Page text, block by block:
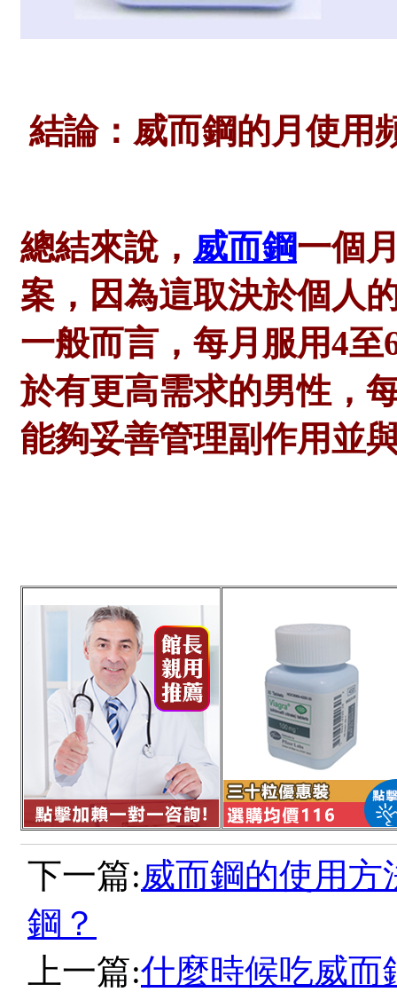
結論：威而鋼的月使用
總結來說， 威而鋼一個
案，因為這取決於個人
一般而言，每月服用4至
於有更高需求的男性，
能夠妥善管理副作用並
下一篇:威而鋼的使用
鋼？
上一篇:什麼時候吃威而